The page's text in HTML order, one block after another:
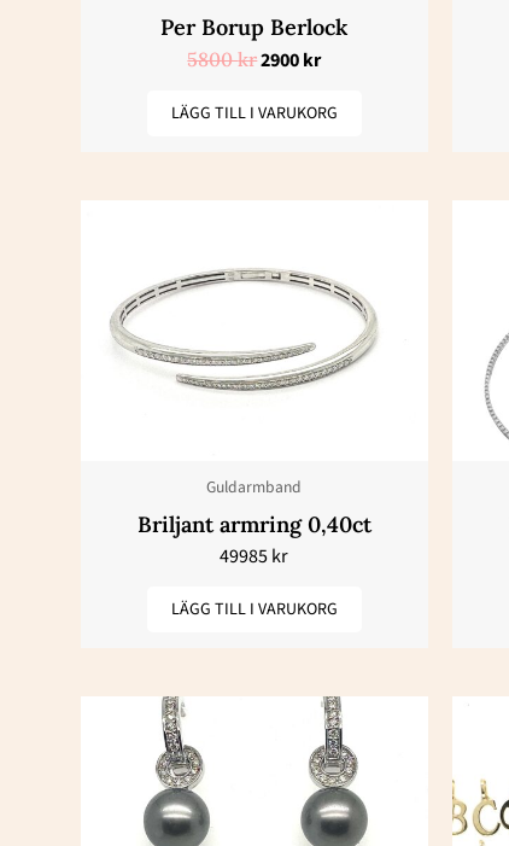
Per Borup Berlock
5800kr2900kr
LÄGG TILL I VARUKORG
Guldarmband
Briljant armring 0,40ct
49985kr
LÄGG TILL I VARUKORG